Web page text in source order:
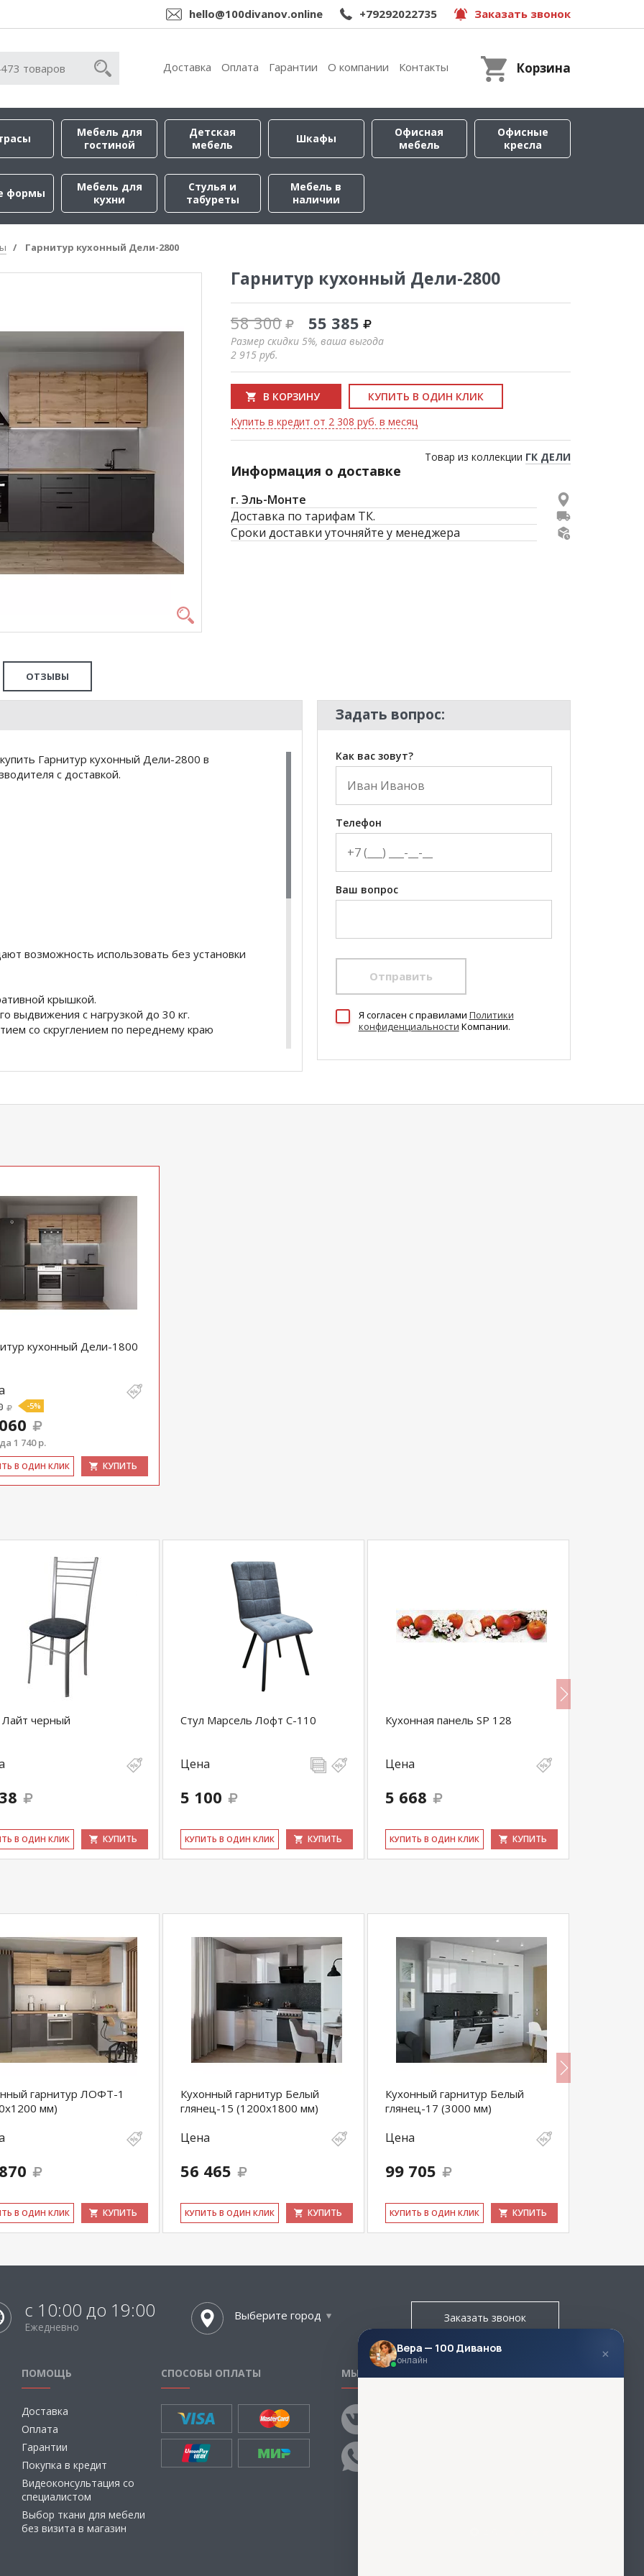
hello@100divanov.online +79292022735 Заказать звонок
Доставка Оплата Гарантии О компании Контакты Корзина
Мебель для
гостиной
Детская
мебель
Шкафы
Офисная
мебель
Офисные
кресла
формы
Мебель для
кухни
Стулья и
табуреты
Мебель в
наличии
Гарнитур кухонный Дели-2800
Гарнитур кухонный Дели-2800
58 300 55 385
Размер скидки 5%, ваша выгода
2 915 руб.
В КОРЗИНУ
КУПИТЬ В ОДИН КЛИК
Купить в кредит от 2 308 руб. в месяц
Товар из коллекции ГК ДЕЛИ
Информация о доставке
г. Эль-Монте
Доставка по тарифам ТК.
Сроки доставки уточняйте у менеджера
ОТЗЫВЫ
Гарнитур кухонный Дели-2800 в
с доставкой.
возможность использовать без установки
крышкой.
выдвижения с нагрузкой до 30 кг.
со скруглением по переднему краю
- 2шт
800х300х710мм -1 шт
- 2шт
- 1шт
-1шт
- 1шт
Гарнитур кухонный Дели-2800
действительны только для интернет-
магазинах-салонах сети!
Задать вопрос:
Как вас зовут?
Телефон
Ваш вопрос
Отправить
Я согласен c правилами Политики
конфиденциальности Компании.
кухонный Дели-1800
-5%
1 740 р.
В ОДИН КЛИК КУПИТЬ
Лайт черный
В ОДИН КЛИК КУПИТЬ
Стул Марсель Лофт С-110
Цена
5 100
КУ­ПИТЬ В ОДИН КЛИК КУПИТЬ
Кухонная панель SP 128
Цена
5 668
КУ­ПИТЬ В ОДИН КЛИК КУПИТЬ
гарнитур ЛОФТ-1
мм)
В ОДИН КЛИК КУПИТЬ
Кухонный гарнитур Белый
глянец-15 (1200х1800 мм)
Цена
56 465
КУ­ПИТЬ В ОДИН КЛИК КУПИТЬ
Кухонный гарнитур Белый
глянец-17 (3000 мм)
Цена
99 705
КУ­ПИТЬ В ОДИН КЛИК КУПИТЬ
с 10:00 до 19:00
Ежедневно
Выберите город Заказать звонок
ПОМОЩЬ
Доставка
Оплата
Гарантии
Покупка в кредит
Видеоконсультация со
специалистом
Выбор ткани для мебели
без визита в магазин
СПОСОБЫ ОПЛАТЫ МЫ В СОЦСЕТЯХ
Вера — 100 Диванов
онлайн ×